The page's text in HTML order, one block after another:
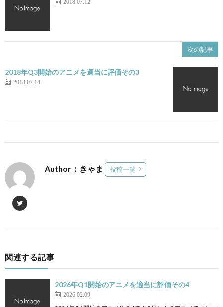
2018.07.12
次の記事
2018年Q3開始のアニメを適当に評価その3
2018.07.14
Author：きゃま 投稿一覧
関連する記事
2026年Q1開始のアニメを適当に評価その4
2026.02.09